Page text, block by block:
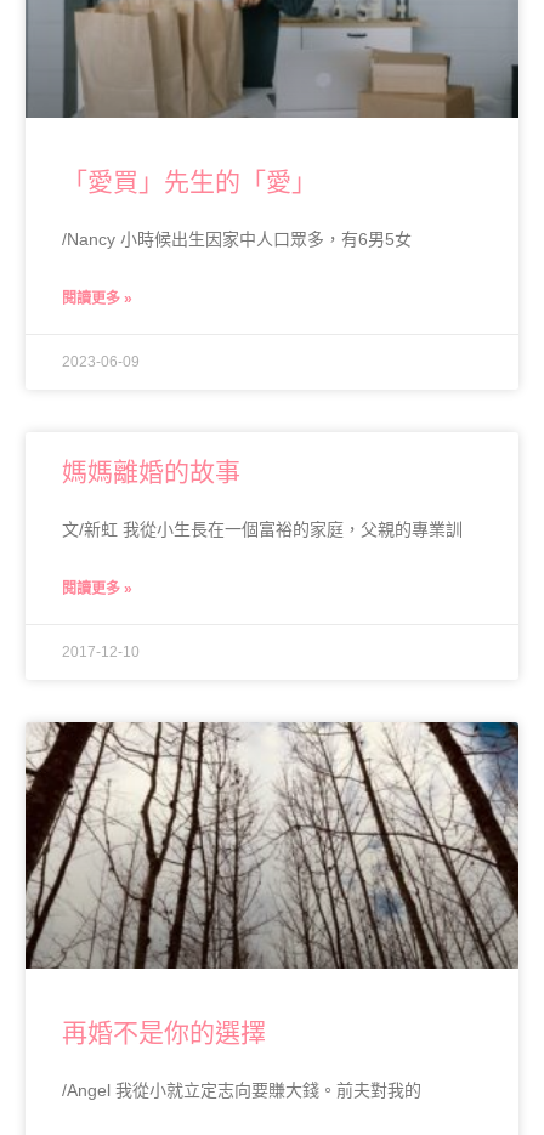
「愛買」先生的「愛」
/Nancy 小時候出生因家中人口眾多，有6男5女
閱讀更多 »
2023-06-09
媽媽離婚的故事
文/新虹 我從小生長在一個富裕的家庭，父親的專業訓
閱讀更多 »
2017-12-10
再婚不是你的選擇
/Angel 我從小就立定志向要賺大錢。前夫對我的